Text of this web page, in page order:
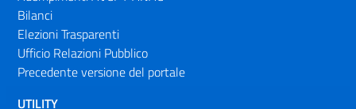
Bilanci
Elezioni Trasparenti
Ufficio Relazioni Pubblico
Precedente versione del portale
UTILITY